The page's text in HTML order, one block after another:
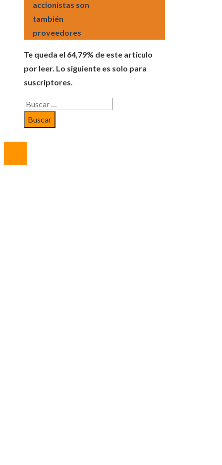
accionistas son
también
proveedores
Te queda el 64,79% de este artículo
por leer. Lo siguiente es solo para
suscriptores.
Buscar: